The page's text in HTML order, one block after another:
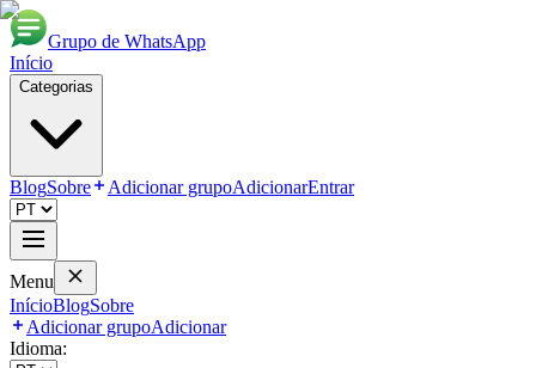
Grupo de WhatsApp
Início
Categorias
BlogSobre Adicionar grupoAdicionarEntrar
Menu
InícioBlogSobre
Adicionar grupoAdicionar
Idioma: